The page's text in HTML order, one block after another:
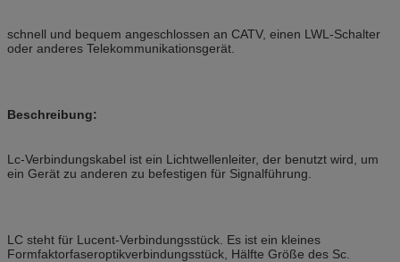
schnell und bequem angeschlossen an CATV, einen LWL-Schalter
oder anderes Telekommunikationsgerät.
Beschreibung:
Lc-Verbindungskabel ist ein Lichtwellenleiter, der benutzt wird, um
ein Gerät zu anderen zu befestigen für Signalführung.
LC steht für Lucent-Verbindungsstück. Es ist ein kleines
Formfaktorfaseroptikverbindungsstück, Hälfte Größe des Sc.